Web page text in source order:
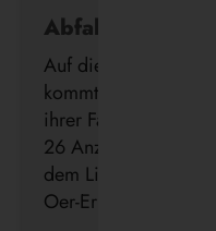
Abfahrt in
Auf die Minute
kommt: Die
ihrer
26 Anzeigern der
dem Linienweg des
Oer-Erkenschwick,